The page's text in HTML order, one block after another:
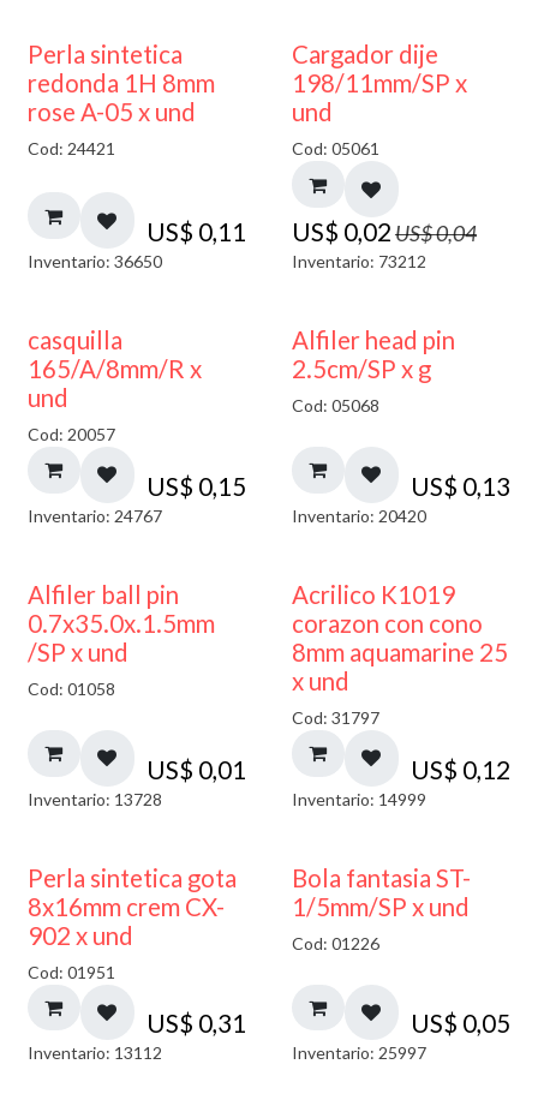
Perla sintetica
redonda 1H 8mm
rose A-05 x und
Cod: 24421
US$ 0,11
Inventario: 36650
50% DESCUENTO
Cargador dije
198/11mm/SP x
und
Cod: 05061
US$ 0,02US$0,04
Inventario: 73212
casquilla
165/A/8mm/R x
und
Cod: 20057
US$ 0,15
Inventario: 24767
Alfiler head pin
2.5cm/SP x g
Cod: 05068
US$ 0,13
Inventario: 20420
Alfiler ball pin
0.7x35.0x.1.5mm
/SP x und
Cod: 01058
US$ 0,01
Inventario: 13728
Acrilico K1019
corazon con cono
8mm aquamarine 25
x und
Cod: 31797
US$ 0,12
Inventario: 14999
Perla sintetica gota
8x16mm crem CX-
902 x und
Cod: 01951
US$ 0,31
Inventario: 13112
Bola fantasia ST-
1/5mm/SP x und
Cod: 01226
US$ 0,05
Inventario: 25997